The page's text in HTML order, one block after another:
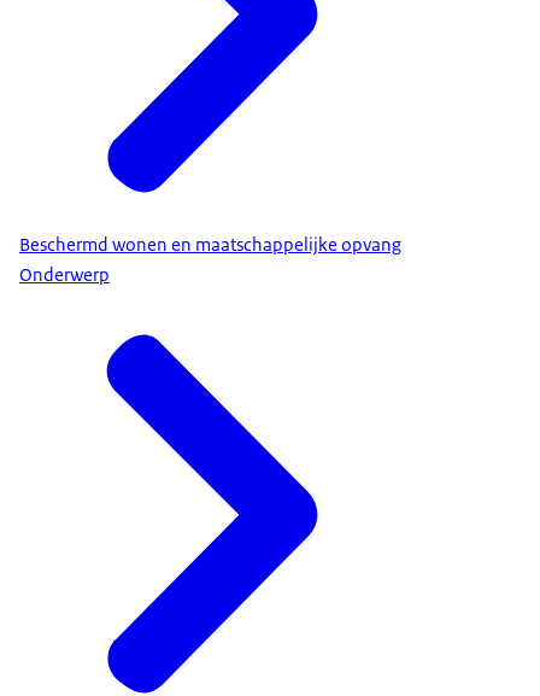
Beschermd wonen en maatschappelijke opvang
Onderwerp